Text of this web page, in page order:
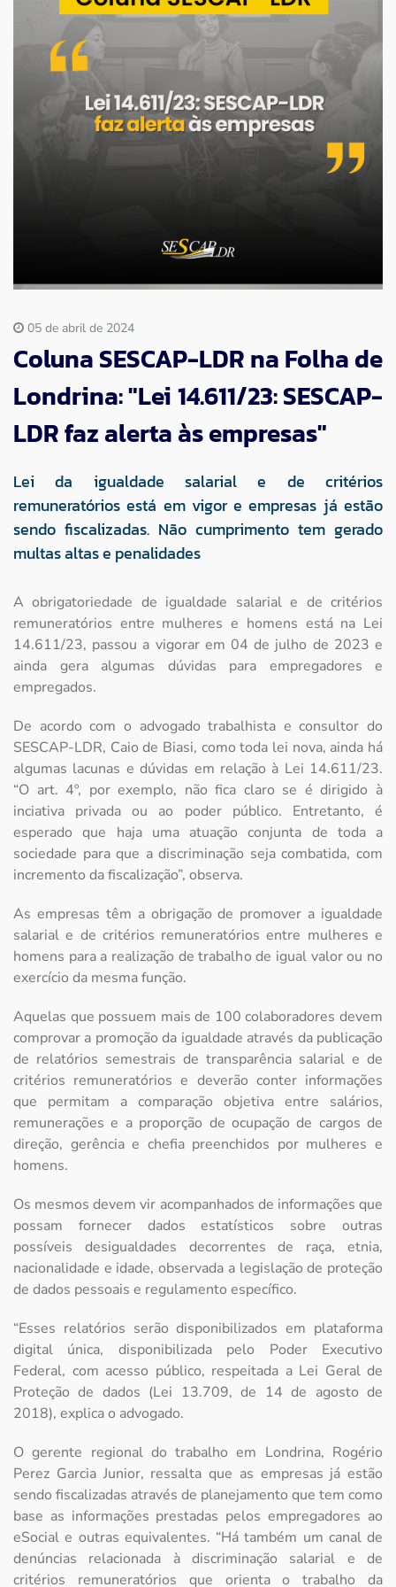
Imprensa
Contato
05 de abril de 2024
Coluna SESCAP-LDR na Folha de
Londrina: "Lei 14.611/23: SESCAP-
LDR faz alerta às empresas"
Lei da igualdade salarial e de critérios
remuneratórios está em vigor e empresas já estão
sendo fiscalizadas. Não cumprimento tem gerado
multas altas e penalidades
A obrigatoriedade de igualdade salarial e de critérios
remuneratórios entre mulheres e homens está na Lei
14.611/23, passou a vigorar em 04 de julho de 2023 e
ainda gera algumas dúvidas para empregadores e
empregados.
De acordo com o advogado trabalhista e consultor do
SESCAP-LDR, Caio de Biasi, como toda lei nova, ainda há
algumas lacunas e dúvidas em relação à Lei 14.611/23.
“O art. 4º, por exemplo, não fica claro se é dirigido à
inciativa privada ou ao poder público. Entretanto, é
esperado que haja uma atuação conjunta de toda a
sociedade para que a discriminação seja combatida, com
incremento da fiscalização”, observa.
As empresas têm a obrigação de promover a igualdade
salarial e de critérios remuneratórios entre mulheres e
homens para a realização de trabalho de igual valor ou no
exercício da mesma função.
Aquelas que possuem mais de 100 colaboradores devem
comprovar a promoção da igualdade através da publicação
de relatórios semestrais de transparência salarial e de
critérios remuneratórios e deverão conter informações
que permitam a comparação objetiva entre salários,
remunerações e a proporção de ocupação de cargos de
direção, gerência e chefia preenchidos por mulheres e
homens.
Os mesmos devem vir acompanhados de informações que
possam fornecer dados estatísticos sobre outras
possíveis desigualdades decorrentes de raça, etnia,
nacionalidade e idade, observada a legislação de proteção
de dados pessoais e regulamento específico.
“Esses relatórios serão disponibilizados em plataforma
digital única, disponibilizada pelo Poder Executivo
Federal, com acesso público, respeitada a Lei Geral de
Proteção de dados (Lei 13.709, de 14 de agosto de
2018), explica o advogado.
O gerente regional do trabalho em Londrina, Rogério
Perez Garcia Junior, ressalta que as empresas já estão
sendo fiscalizadas através de planejamento que tem como
base as informações prestadas pelos empregadores ao
eSocial e outras equivalentes. “Há também um canal de
denúncias relacionada à discriminação salarial e de
critérios remuneratórios que orienta o trabalho da